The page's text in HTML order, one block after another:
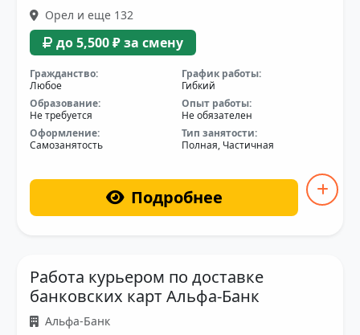
Орел и еще 132
до 5,500 ₽ за смену
Гражданство:
Любое
График работы:
Гибкий
Образование:
Не требуется
Опыт работы:
Не обязателен
Оформление:
Самозанятость
Тип занятости:
Полная, Частичная
Подробнее
Работа курьером по доставке
банковских карт Альфа-Банк
Альфа-Банк